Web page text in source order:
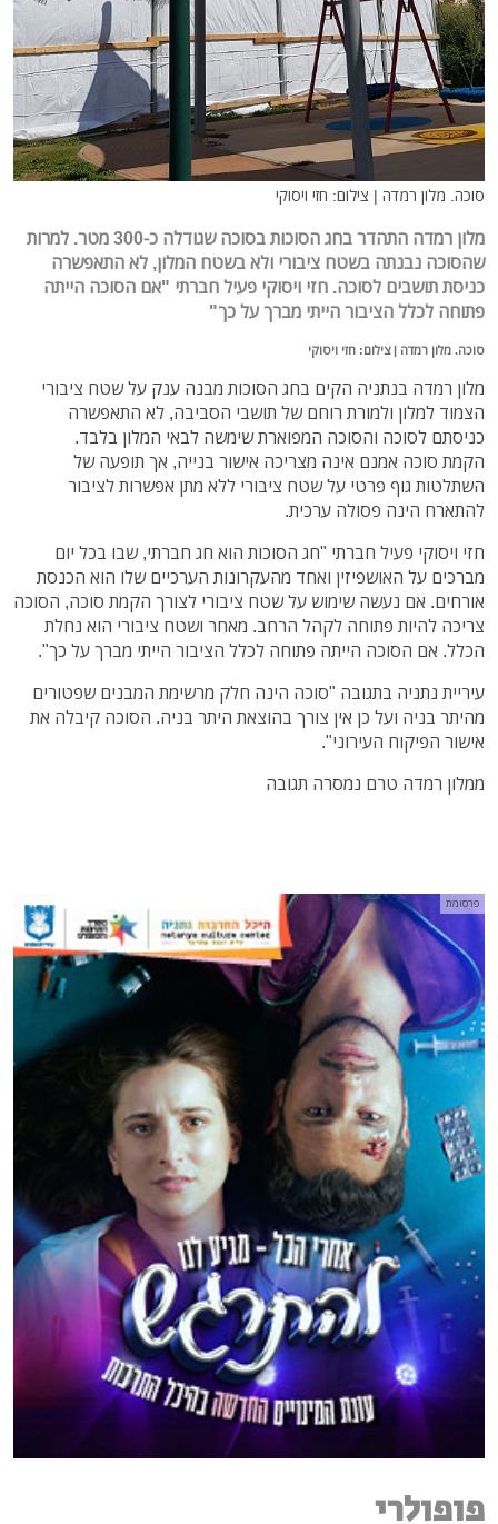
סוכה. מלון רמדה | צילום: חזי ויסוקי
מלון רמדה התהדר בחג הסוכות בסוכה שגודלה כ-300 מטר. למרות
שהסוכה נבנתה בשטח ציבורי ולא בשטח המלון, לא התאפשרה
כניסת תושבים לסוכה. חזי ויסוקי פעיל חברתי "אם הסוכה הייתה
פתוחה לכלל הציבור הייתי מברך על כך"
סוכה. מלון רמדה | צילום: חזי ויסוקי
מלון רמדה בנתניה הקים בחג הסוכות מבנה ענק על שטח ציבורי
הצמוד למלון ולמורת רוחם של תושבי הסביבה, לא התאפשרה
כניסתם לסוכה והסוכה המפוארת שימשה לבאי המלון בלבד.
הקמת סוכה אמנם אינה מצריכה אישור בנייה, אך תופעה של
השתלטות גוף פרטי על שטח ציבורי ללא מתן אפשרות לציבור
להתארח הינה פסולה ערכית.
חזי ויסוקי פעיל חברתי "חג הסוכות הוא חג חברתי, שבו בכל יום
מברכים על האושפיזין ואחד מהעקרונות הערכיים שלו הוא הכנסת
אורחים. אם נעשה שימוש על שטח ציבורי לצורך הקמת סוכה, הסוכה
צריכה להיות פתוחה לקהל הרחב. מאחר ושטח ציבורי הוא נחלת
הכלל. אם הסוכה הייתה פתוחה לכלל הציבור הייתי מברך על כך".
עיריית נתניה בתגובה "סוכה הינה חלק מרשימת המבנים שפטורים
מהיתר בניה ועל כן אין צורך בהוצאת היתר בניה. הסוכה קיבלה את
אישור הפיקוח העירוני".
ממלון רמדה טרם נמסרה תגובה
פרסומת
פופולרי